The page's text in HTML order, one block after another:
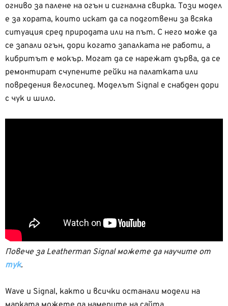
огниво за палене на огън и сигнална свирка. Този модел
е за хората, които искат да са подготвени за всяка
ситуация сред природата или на път. С него може да
се запали огън, дори когато запалката не работи, а
кибритът е мокър. Могат да се нарежат дърва, да се
ремонтират счупените рейки на палатката или
повредения велосипед. Моделът Signal е снабден дори
с чук и шило.
Повече за Leatherman Signal можете да научите от
тук.
Wave и Signal, както и всички останали модели на